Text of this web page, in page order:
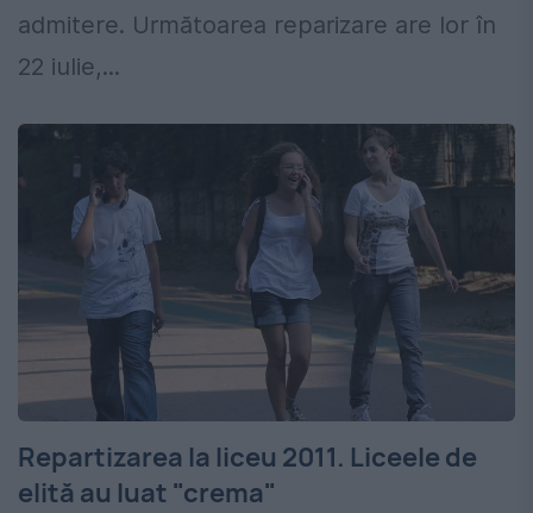
admitere. Următoarea reparizare are lor în
22 iulie,...
Repartizarea la liceu 2011. Liceele de
elită au luat "crema"